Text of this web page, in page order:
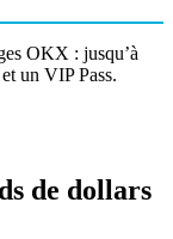
OKX : jusqu’à
un VIP Pass.
de dollars